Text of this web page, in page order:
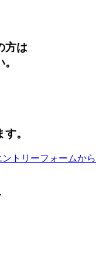
方は
。
ントリーフォームか